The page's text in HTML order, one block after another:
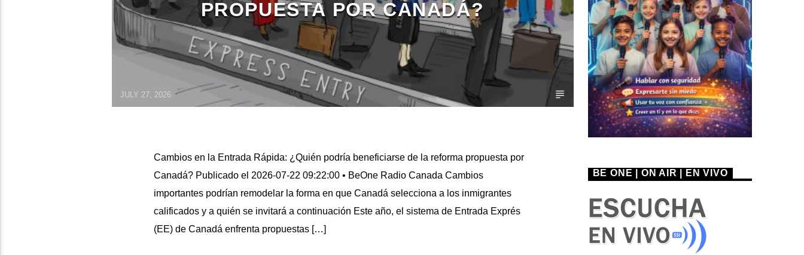
PROPUESTA POR CANADÁ?
JULY 27, 2026
Cambios en la Entrada Rápida: ¿Quién podría beneficiarse de la reforma propuesta por
Canadá? Publicado el 2026-07-22 09:22:00 • BeOne Radio Canada Cambios
importantes podrían remodelar la forma en que Canadá selecciona a los inmigrantes
calificados y a quién se invitará a continuación Este año, el sistema de Entrada Exprés
(EE) de Canadá enfrenta propuestas […]
BE ONE | ON AIR | EN VIVO